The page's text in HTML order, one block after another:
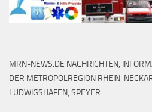
MRN-NEWS.DE NACHRICHTEN,
DER METROPOLREGION RHEIN-
LUDWIGSHAFEN, SPEYER